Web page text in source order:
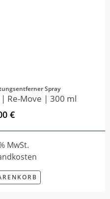
Spray
Re-Move | 300 ml
€
MwSt.